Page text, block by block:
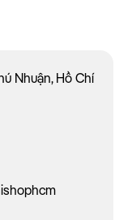
Nhuận, Hồ Chí